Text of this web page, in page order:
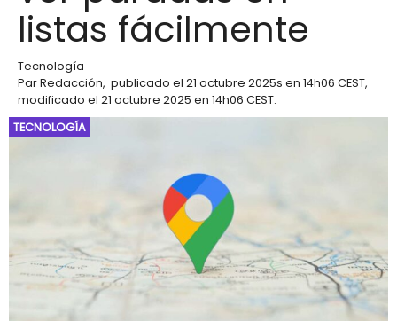
listas fácilmente
Tecnología
ParRedacción, publicado el 21 octubre 2025s en 14h06 CEST,
modificado el 21 octubre 2025 en 14h06 CEST.
TECNOLOGÍA